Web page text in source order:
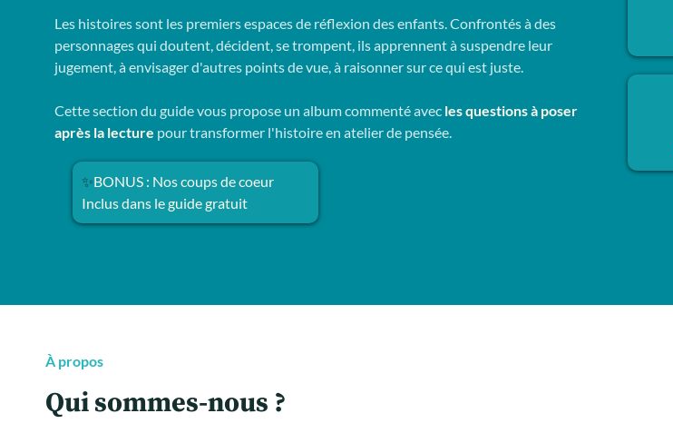
Les histoires sont les premiers espaces de réflexion des enfants. Confrontés à des
personnages qui doutent, décident, se trompent, ils apprennent à suspendre leur
jugement, à envisager d'autres points de vue, à raisonner sur ce qui est juste.
Cette section du guide vous propose un album commenté avec les questions à poser
après la lecture pour transformer l'histoire en atelier de pensée.
✨BONUS : Nos coups de coeur
Inclus dans le guide gratuit
À propos
Qui sommes-nous ?